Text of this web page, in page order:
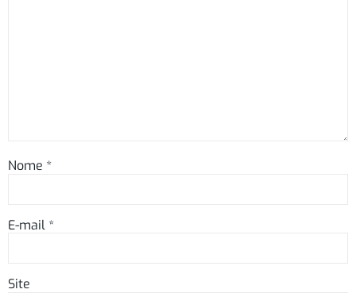
Nome *
E-mail *
Site